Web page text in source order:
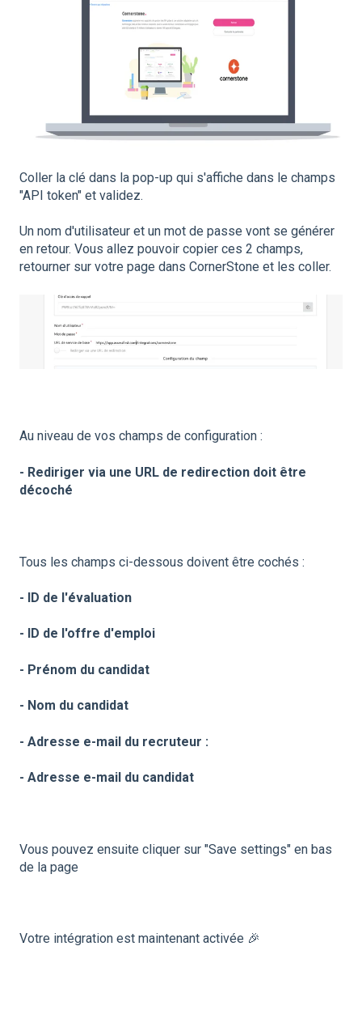
Coller la clé dans la pop-up qui s'affiche dans le champs
"API token" et validez.
Un nom d'utilisateur et un mot de passe vont se générer
en retour. Vous allez pouvoir copier ces 2 champs,
retourner sur votre page dans CornerStone et les coller.
Au niveau de vos champs de configuration :
- Rediriger via une URL de redirection doit être
décoché
Tous les champs ci-dessous doivent être cochés :
- ID de l'évaluation
- ID de l'offre d'emploi
- Prénom du candidat
- Nom du candidat
- Adresse e-mail du recruteur :
- Adresse e-mail du candidat
Vous pouvez ensuite cliquer sur "Save settings" en bas
de la page
Votre intégration est maintenant activée 🎉